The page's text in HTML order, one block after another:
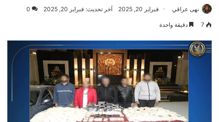
نهى عراقي فبراير 20, 2025 آخر تحديث: فبراير 20, 2025 0
7 دقيقة واحدة